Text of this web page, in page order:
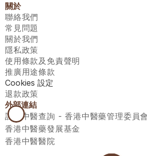
關於
聯絡我們
常見問題
關於我們
隱私政策
使用條款及免責聲明
推廣用途條款
Cookies 設定
退款政策
外部連結
註冊中醫查詢 - 香港中醫藥管理委員會
香港中醫藥發展基金
香港中醫醫院